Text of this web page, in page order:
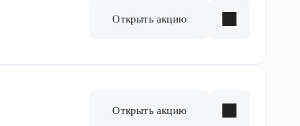
Открыть акцию
Открыть акцию